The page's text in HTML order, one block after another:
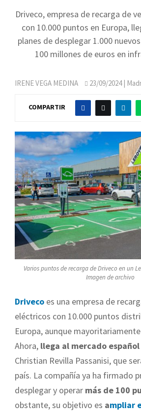
Driveco, empresa de recarga de
con 10.000 puntos en Europa,
planes de desplegar 1.000
100 millones de euros en
IRENE VEGA MEDINA 23/09/2024|
COMPARTIR
Varios puntos de recarga de Driveco en un
Imagen de archivo
Driveco es una empresa de
eléctricos con 10.000 puntos
Europa, aunque
Ahora, llega al mercado español
Christian Revilla Passanisi, que
país. La compañía ya ha firmado
desplegar y operar más de 100
obstante, su objetivo es ampliar